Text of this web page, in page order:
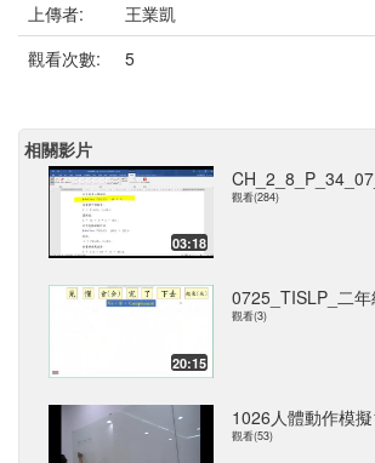
上傳者:
王業凱
觀看次數:
5
相關影片
03:18
觀看(284)
20:15
0725_TISLP_二
觀看(3)
1026人體動作模
觀看(53)